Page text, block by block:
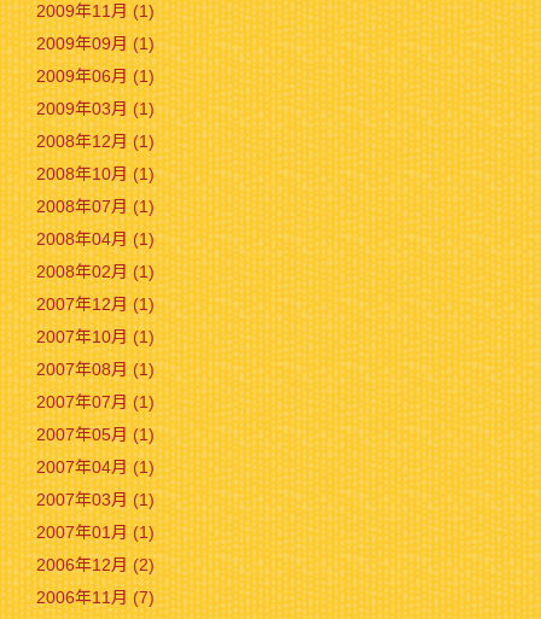
2009年11月 (1)
2009年09月 (1)
2009年06月 (1)
2009年03月 (1)
2008年12月 (1)
2008年10月 (1)
2008年07月 (1)
2008年04月 (1)
2008年02月 (1)
2007年12月 (1)
2007年10月 (1)
2007年08月 (1)
2007年07月 (1)
2007年05月 (1)
2007年04月 (1)
2007年03月 (1)
2007年01月 (1)
2006年12月 (2)
2006年11月 (7)